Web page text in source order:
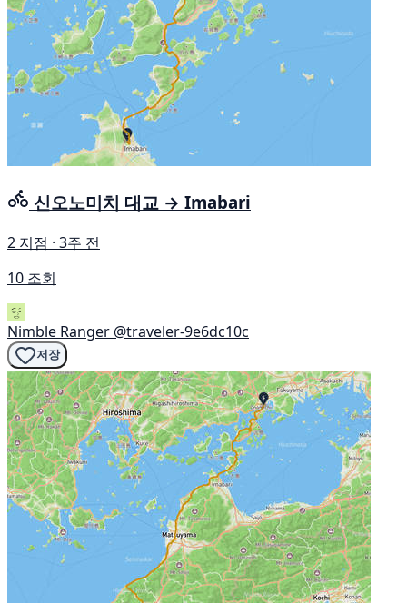
신오노미치 대교 → Imabari
2 지점 · 3주 전
10 조회
Nimble Ranger @traveler-9e6dc10c
저장